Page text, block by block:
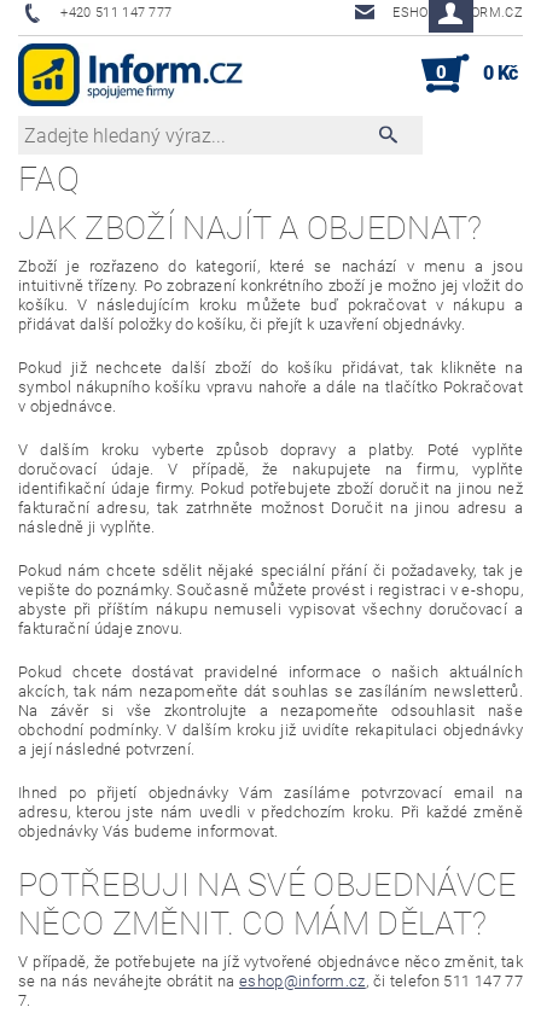
+420 511 147 777 ESHOP@INFORM.CZ
0 0 Kč
FAQ
JAK ZBOŽÍ NAJÍT A OBJEDNAT?
Zboží je rozřazeno do kategorií, které se nachází v menu a jsou
intuitivně třízeny. Po zobrazení konkrétního zboží je možno jej vložit do
košíku. V následujícím kroku můžete buď pokračovat v nákupu a
přidávat další položky do košíku, či přejít k uzavření objednávky.
Pokud již nechcete další zboží do košíku přidávat, tak klikněte na
symbol nákupního košíku vpravu nahoře a dále na tlačítko Pokračovat
v objednávce.
V dalším kroku vyberte způsob dopravy a platby. Poté vyplňte
doručovací údaje. V případě, že nakupujete na firmu, vyplňte
identifikační údaje firmy. Pokud potřebujete zboží doručit na jinou než
fakturační adresu, tak zatrhněte možnost Doručit na jinou adresu a
následně ji vyplňte.
Pokud nám chcete sdělit nějaké speciální přání či požadaveky, tak je
vepište do poznámky. Současně můžete provést i registraci v e-shopu,
abyste při příštím nákupu nemuseli vypisovat všechny doručovací a
fakturační údaje znovu.
Pokud chcete dostávat pravidelné informace o našich aktuálních
akcích, tak nám nezapomeňte dát souhlas se zasíláním newsletterů.
Na závěr si vše zkontrolujte a nezapomeňte odsouhlasit naše
obchodní podmínky. V dalším kroku již uvidíte rekapitulaci objednávky
a její následné potvrzení.
Ihned po přijetí objednávky Vám zasíláme potvrzovací email na
adresu, kterou jste nám uvedli v předchozím kroku. Při každé změně
objednávky Vás budeme informovat.
POTŘEBUJI NA SVÉ OBJEDNÁVCE
NĚCO ZMĚNIT. CO MÁM DĚLAT?
V případě, že potřebujete na jíž vytvořené objednávce něco změnit, tak
se na nás neváhejte obrátit na eshop@inform.cz, či telefon 511 147 77
7.